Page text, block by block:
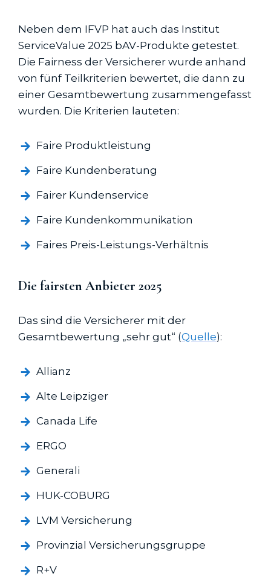
Neben dem IFVP hat auch das Institut
ServiceValue 2025 bAV-Produkte getestet.
Die Fairness der Versicherer wurde anhand
von fünf Teilkriterien bewertet, die dann zu
einer Gesamtbewertung zusammengefasst
wurden. Die Kriterien lauteten:
Faire Produktleistung
Faire Kundenberatung
Fairer Kundenservice
Faire Kundenkommunikation
Faires Preis-Leistungs-Verhältnis
Die fairsten Anbieter 2025
Das sind die Versicherer mit der
Gesamtbewertung „sehr gut“ (Quelle):
Allianz
Alte Leipziger
Canada Life
ERGO
Generali
HUK-COBURG
LVM Versicherung
Provinzial Versicherungsgruppe
R+V